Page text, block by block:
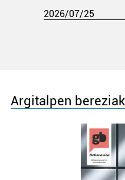
2026/07/25
Argitalpen bereziak